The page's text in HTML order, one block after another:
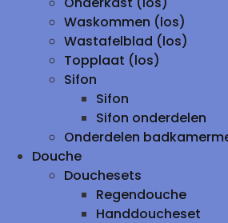
Waskommen (los)
Wastafelblad (los)
Topplaat (los)
Sifon
Sifon
Sifon onderdelen
Onderdelen
Douche
Douchesets
Regendouche
Handdoucheset